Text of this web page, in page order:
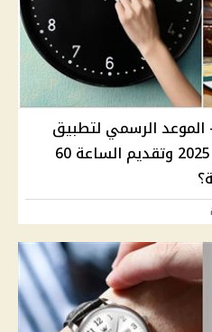
الرسمي لتطبيق
التوقيت الصيفي في مصر 2025 وتقديم الساعة 60